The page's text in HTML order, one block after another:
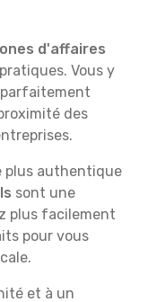
d'affaires
Vous y
des
plus authentique
sont une
plus facilement
pour vous
et à un